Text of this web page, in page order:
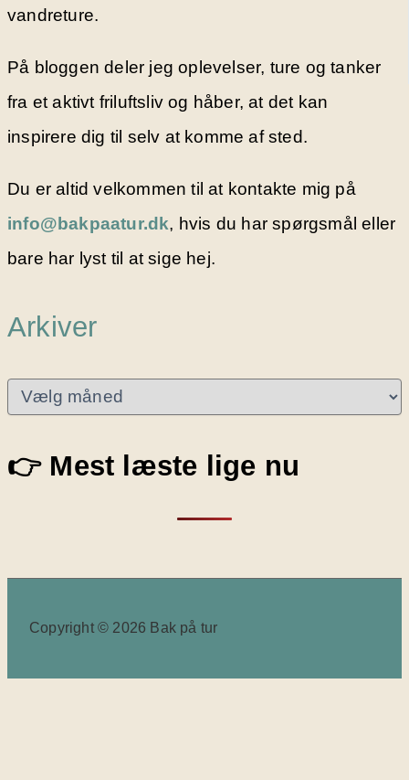
vandreture.
På bloggen deler jeg oplevelser, ture og tanker
fra et aktivt friluftsliv og håber, at det kan
inspirere dig til selv at komme af sted.
Du er altid velkommen til at kontakte mig på
info@bakpaatur.dk, hvis du har spørgsmål eller
bare har lyst til at sige hej.
Arkiver
v
e
👉 Mest læste lige nu
Copyright © 2026 Bak på tur